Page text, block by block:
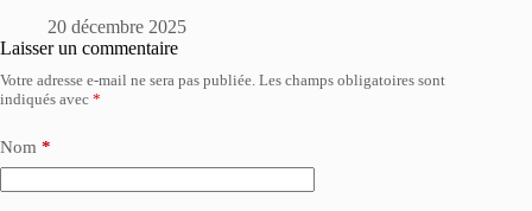
20 décembre 2025
Laisser un commentaire
Votre adresse e-mail ne sera pas publiée. Les champs obligatoires sont
indiqués avec *
Nom *